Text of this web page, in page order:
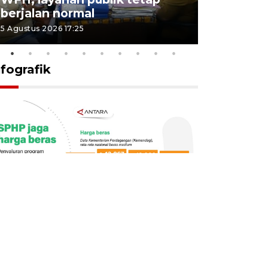
berjalan normal
5 Agustus 2026 17:25